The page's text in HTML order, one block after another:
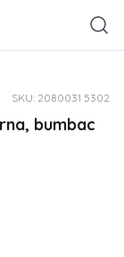
SKU: 2080031 5302
bumbac